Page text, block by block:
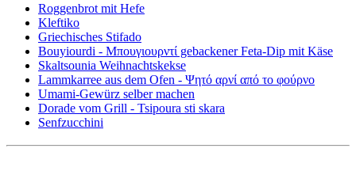
Roggenbrot mit Hefe
Kleftiko
Griechisches Stifado
Bouyiourdi - Μπουγιουρντί gebackener Feta-Dip mit Käse
Skaltsounia Weihnachtskekse
Lammkarree aus dem Ofen - Ψητό αρνί από το φούρνο
Umami-Gewürz selber machen
Dorade vom Grill - Tsipoura sti skara
Senfzucchini